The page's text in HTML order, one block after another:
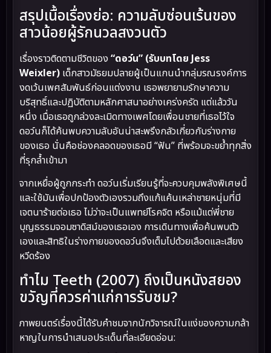
สรุปเนื้อเรื่องย่อ: ความลับซ่อนเร้นของ
สาวน้อยผู้รักนวลสงวนตัว
เรื่องราวติดตามชีวิตของ “ดอว์น” (รับบทโดย Jess
Weixler) เด็กสาวมัธยมปลายผู้เป็นแกนนำกลุ่มรณรงค์การ
งดเว้นเพศสัมพันธ์ก่อนแต่งงาน เธอพยายามรักษาความ
บริสุทธิ์และปฏิบัติตามหลักศาสนาอย่างเคร่งครัด แต่แล้ววัน
หนึ่ง เมื่อเธอถูกล่วงละเมิดทางเพศโดยเพื่อนชายที่เธอไว้ใจ
ดอว์นก็ได้ค้นพบความลับอันน่าสะพรึงกลัวเกี่ยวกับร่างกาย
ของเธอ นั่นคือช่องคลอดของเธอมี “ฟัน” ที่พร้อมจะขย้ำทุกสิ่ง
ที่รุกล้ำเข้ามา
จากเหยื่อผู้ถูกกระทำ ดอว์นเริ่มเรียนรู้ที่จะควบคุมพลังพิเศษนี้
และใช้มันเพื่อปกป้องตัวเองรวมถึงแก้แค้นเหล่าชายหนุ่มที่มี
เจตนาร้ายต่อเธอ ไม่ว่าจะเป็นแพทย์โรคจิต หรือแม้แต่พี่ชาย
บุญธรรมจอมซาดิสม์ของเธอเอง การเดินทางเพื่อค้นพบตัว
เองและสิทธิในร่างกายของดอว์นจึงเต็มไปด้วยเลือดและเสียง
หวีดร้อง
ทำไม Teeth (2007) ถึงเป็นหนังสยอง
ขวัญที่ควรค่าแก่การรับชม?
ภาพยนตร์เรื่องนี้ได้รับคำชมจากนักวิจารณ์ในแง่ของความกล้า
หาญในการนำเสนอประเด็นที่ละเอียดอ่อน: